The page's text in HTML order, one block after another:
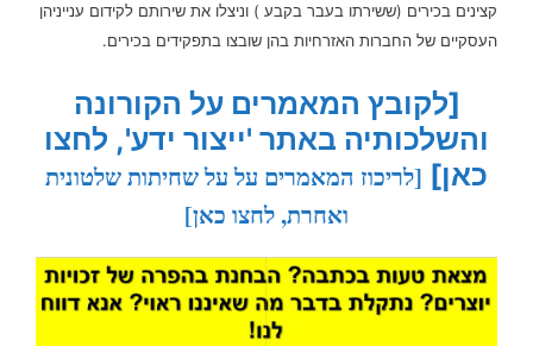
קצינים בכירים (ששירתו בעבר בקבע ) וניצלו את שירותם לקידום ענייניהן
העסקיים של החברות האזרחיות בהן שובצו בתפקידים בכירים.
[לקובץ המאמרים על הקורונה
והשלכותיה באתר 'ייצור ידע', לחצו
כאן] [לריכוז המאמרים על על שחיתות שלטונית
ואחרת, לחצו כאן]